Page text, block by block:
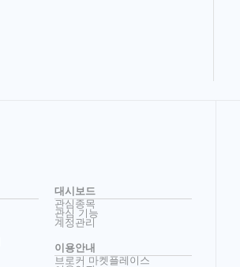
대시보드
관심종목
관심 기능
계정관리
이용안내
브로커 마켓플레이스